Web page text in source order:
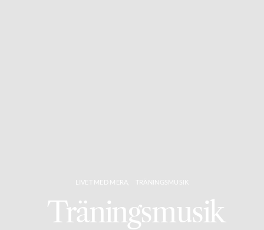
LIVET MED MERA TRÄNINGSMUSIK
Träningsmusik